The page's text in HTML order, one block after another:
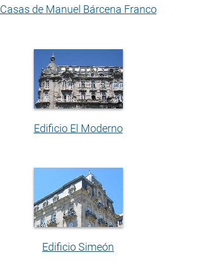
Casas de Manuel Bárcena Franco
Edificio El Moderno
Edificio Simeón